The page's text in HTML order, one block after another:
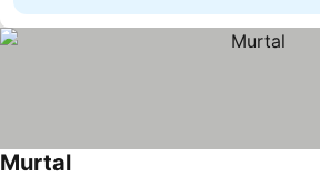
Murtal